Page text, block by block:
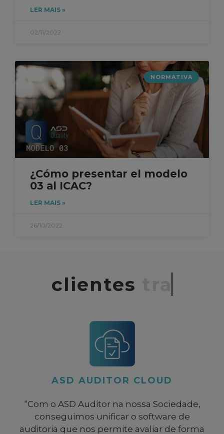
LER MAIS »
02/11/2022
NORMATIVA
¿Cómo presentar el modelo
03 al ICAC?
LER MAIS »
26/10/2022
clientes
ASD AUDITOR CLOUD​
“Com o ASD Auditor na nossa Sociedade,